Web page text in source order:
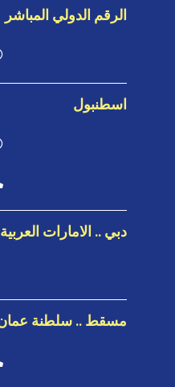
الرقم الدولي المباشر
اسطنبول
دبي .. الامارات
مسقط .. سلطنة